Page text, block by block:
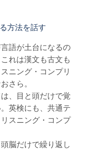
方法を話す
語が土台になるの
れは漢文も古文も
ニング・コンプリ
さら。
、目と頭だけで覚
英検にも、共通テ
スニング・コンプ
脳だけで繰り返し